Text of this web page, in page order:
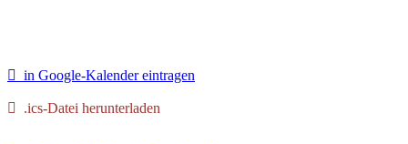
in Google-Kalender eintragen
.ics-Datei herunterladen